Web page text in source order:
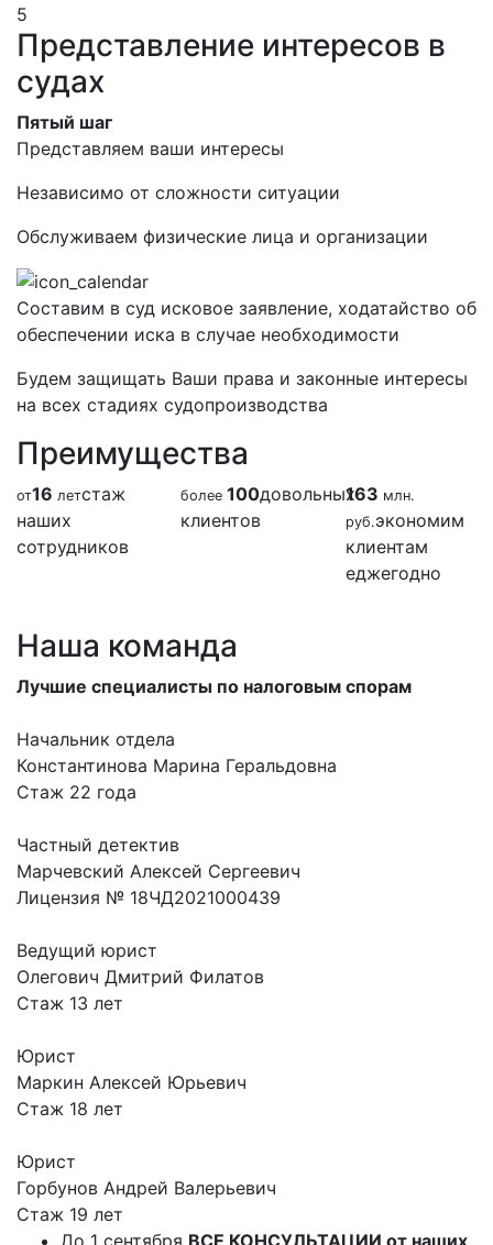
5
Представление интересов в
судах
Пятый шаг
Представляем ваши интересы
Независимо от сложности ситуации
Обслуживаем физические лица и организации
Составим в суд исковое заявление, ходатайство об
обеспечении иска в случае необходимости
Будем защищать Ваши права и законные интересы
на всех стадиях судопроизводства
Преимущества
от16 летстаж
наших
сотрудников
более100довольных
клиентов
163 млн.
руб.экономим
клиентам
еджегодно
Наша команда
Лучшие специалисты по налоговым спорам
Начальник отдела
Константинова Марина Геральдовна
Стаж 22 года
Частный детектив
Марчевский Алексей Сергеевич
Лицензия № 18ЧД2021000439
Ведущий юрист
Олегович Дмитрий Филатов
Стаж 13 лет
Юрист
Маркин Алексей Юрьевич
Стаж 18 лет
Юрист
Горбунов Андрей Валерьевич
Стаж 19 лет